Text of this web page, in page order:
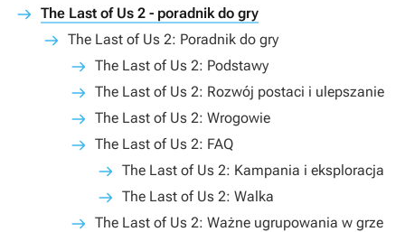
The Last of Us 2 - poradnik do gry
The Last of Us 2: Poradnik do gry
The Last of Us 2: Podstawy
The Last of Us 2: Rozwój postaci i ulepszanie
The Last of Us 2: Wrogowie
The Last of Us 2: FAQ
The Last of Us 2: Kampania i eksploracja
The Last of Us 2: Walka
The Last of Us 2: Ważne ugrupowania w grze